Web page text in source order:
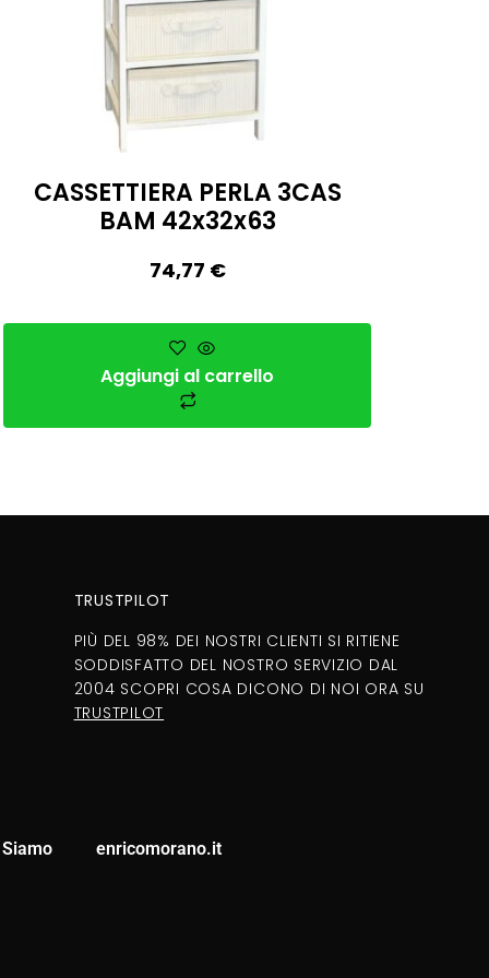
CASSETTIERA PERLA 3CAS
BAM 42x32x63
74,77 €
Aggiungi al carrello
TRUSTPILOT
PIÙ DEL 98% DEI NOSTRI CLIENTI SI RITIENE
SODDISFATTO DEL NOSTRO SERVIZIO DAL
2004 SCOPRI COSA DICONO DI NOI ORA SU
TRUSTPILOT
enricomorano.it